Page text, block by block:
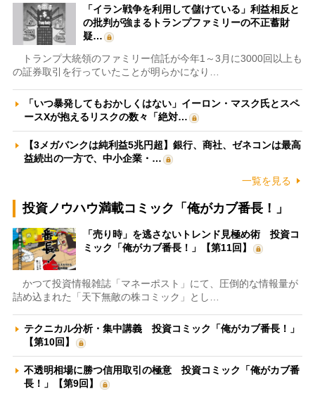
「イラン戦争を利用して儲けている」利益相反と
の批判が強まるトランプファミリーの不正蓄財
疑…
トランプ大統領のファミリー信託が今年1～3月に3000回以上も
の証券取引を行っていたことが明らかになり…
「いつ暴発してもおかしくはない」イーロン・マスク氏とスペ
ースXが抱えるリスクの数々「絶対…
【3メガバンクは純利益5兆円超】銀行、商社、ゼネコンは最高
益続出の一方で、中小企業・…
一覧を見る
投資ノウハウ満載コミック「俺がカブ番長！」
「売り時」を逃さないトレンド見極め術 投資コ
ミック「俺がカブ番長！」【第11回】
かつて投資情報雑誌「マネーポスト」にて、圧倒的な情報量が
詰め込まれた「天下無敵の株コミック」とし…
テクニカル分析・集中講義 投資コミック「俺がカブ番長！」
【第10回】
不透明相場に勝つ信用取引の極意 投資コミック「俺がカブ番
長！」【第9回】